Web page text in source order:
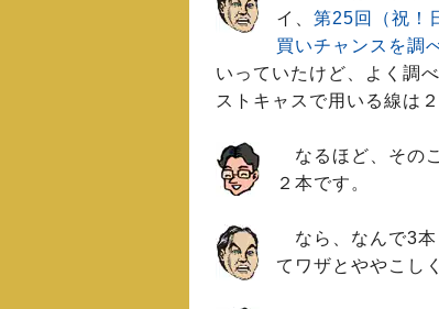
イ、 第25回（祝！
買いチャンスを調
いっていたけど、よく調
ストキャスで用いる線は
なるほど、その
２本です。
なら、なんで3本
てワザとややこし